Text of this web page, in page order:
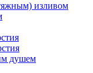
изливом
душем